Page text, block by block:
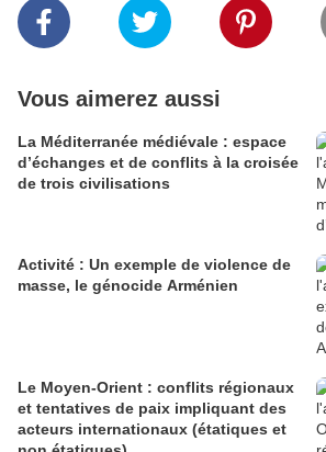
Vous aimerez aussi
La Méditerranée médiévale : espace
d’échanges et de conflits à la croisée
de trois civilisations
Activité : Un exemple de violence de
masse, le génocide Arménien
Le Moyen-Orient : conflits régionaux
et tentatives de paix impliquant des
acteurs internationaux (étatiques et